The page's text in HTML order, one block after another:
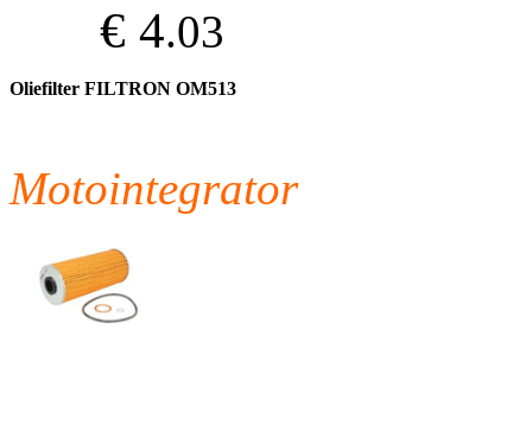
€ 4.03
Oliefilter FILTRON OM513
Motointegrator